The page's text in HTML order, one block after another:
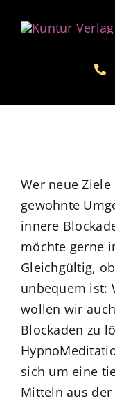
Inhalt
Wer neue
gewohnte
innere
möchte gerne
Gleichgültig,
unbequem ist:
wollen wir
Blockaden zu
sich um eine
Mitteln aus der